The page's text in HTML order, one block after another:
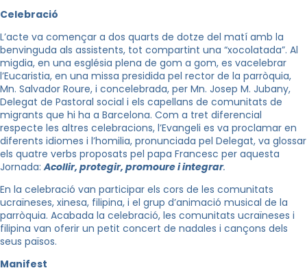
Celebració
L’acte va començar a dos quarts de dotze del matí amb la
benvinguda als assistents, tot compartint una “xocolatada”. Al
migdia, en una església plena de gom a gom, es vacelebrar
l’Eucaristia, en una missa presidida pel rector de la parròquia,
Mn. Salvador Roure, i concelebrada, per Mn. Josep M. Jubany,
Delegat de Pastoral social i els capellans de comunitats de
migrants que hi ha a Barcelona. Com a tret diferencial
respecte les altres celebracions, l’Evangeli es va proclamar en
diferents idiomes i l’homilia, pronunciada pel Delegat, va glossar
els quatre verbs proposats pel papa Francesc per aquesta
Jornada:Acollir, protegir, promoure i integrar.
En la celebració van participar els cors de les comunitats
ucraïneses, xinesa, filipina, i el grup d’animació musical de la
parròquia. Acabada la celebració, les comunitats ucraïneses i
filipina van oferir un petit concert de nadales i cançons dels
seus països.
Manifest